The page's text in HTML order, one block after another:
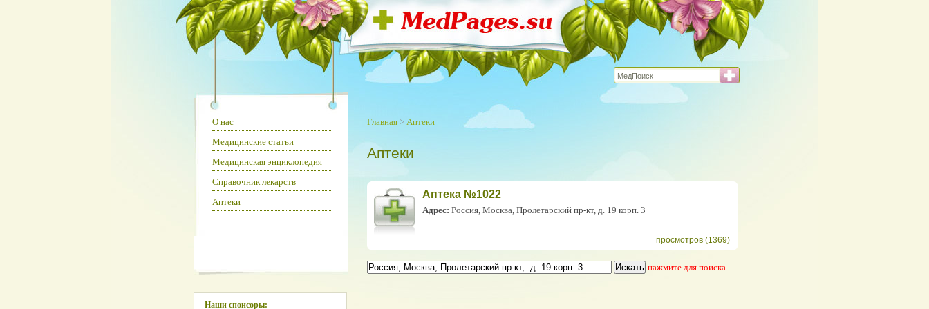
Главная > Аптеки
Аптеки
Аптека №1022
Адрес: Россия, Москва, Пролетарский пр-кт, д. 19 корп. 3
просмотров (1369)
нажмите для поиска
О нас
Медицинские статьи
Медицинская энциклопедия
Справочник лекарств
Аптеки
Наши спонсоры: